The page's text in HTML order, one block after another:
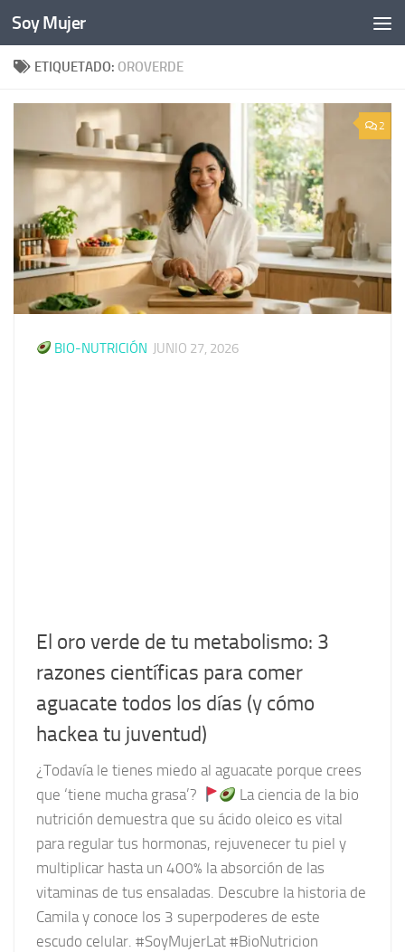
Bajo el contenido
Soy Mujer
ETIQUETADO: OROVERDE
2
BIO-NUTRICIÓN JUNIO 27, 2026
El oro verde de tu metabolismo: 3
razones científicas para comer
aguacate todos los días (y cómo
hackea tu juventud)
¿Todavía le tienes miedo al aguacate porque crees
que ‘tiene mucha grasa’?
La ciencia de la bio
nutrición demuestra que su ácido oleico es vital
para regular tus hormonas, rejuvenecer tu piel y
multiplicar hasta un 400% la absorción de las
vitaminas de tus ensaladas. Descubre la historia de
Camila y conoce los 3 superpoderes de este
escudo celular. #SoyMujerLat #BioNutricion